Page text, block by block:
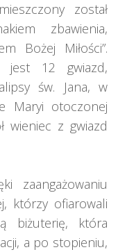
został
zbawienia,
Bożej Miłości”.
jest 12 gwiazd,
św. Jana, w
Maryi otoczonej
wieniec z gwiazd
zaangażowaniu
którzy ofiarowali
biżuterię, która
a po stopieniu,